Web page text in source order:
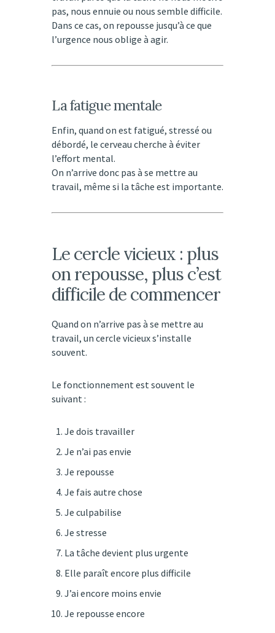
pas, nous ennuie ou nous semble difficile.
Dans ce cas, on repousse jusqu’à ce que
l’urgence nous oblige à agir.
La fatigue mentale
Enfin, quand on est fatigué, stressé ou
débordé, le cerveau cherche à éviter
l’effort mental.
On n’arrive donc pas à se mettre au
travail, même si la tâche est importante.
Le cercle vicieux : plus
on repousse, plus c’est
difficile de commencer
Quand on n’arrive pas à se mettre au
travail, un cercle vicieux s’installe
souvent.
Le fonctionnement est souvent le
suivant :
Je dois travailler
Je n’ai pas envie
Je repousse
Je fais autre chose
Je culpabilise
Je stresse
La tâche devient plus urgente
Elle paraît encore plus difficile
J’ai encore moins envie
Je repousse encore